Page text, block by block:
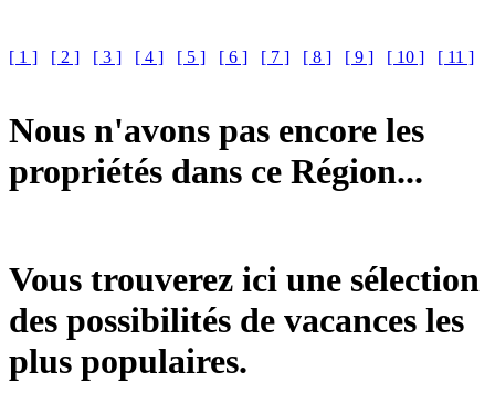
[ 1 ] [ 2 ] [ 3 ] [ 4 ] [ 5 ] [ 6 ] [ 7 ] [ 8 ] [ 9 ] [ 10 ] [ 11 ]
Nous n'avons pas encore les
propriétés dans ce Région...
Vous trouverez ici une sélection
des possibilités de vacances les
plus populaires.